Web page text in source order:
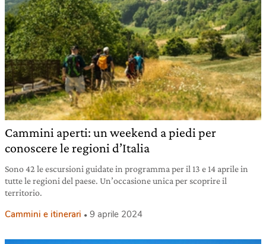
Cammini aperti: un weekend a piedi per
conoscere le regioni d’Italia
Sono 42 le escursioni guidate in programma per il 13 e 14 aprile in
tutte le regioni del paese. Un’occasione unica per scoprire il
territorio.
Cammini e itinerari 9 aprile 2024